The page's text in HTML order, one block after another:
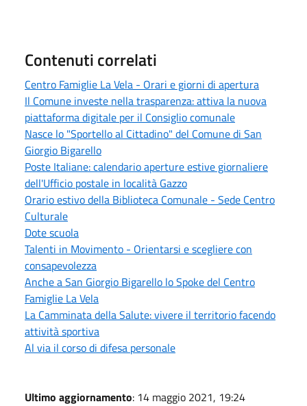
Contenuti correlati
Centro Famiglie La Vela - Orari e giorni di apertura
Il Comune investe nella trasparenza: attiva la nuova
piattaforma digitale per il Consiglio comunale
Nasce lo "Sportello al Cittadino" del Comune di San
Giorgio Bigarello
Poste Italiane: calendario aperture estive giornaliere
dell'Ufficio postale in località Gazzo
Orario estivo della Biblioteca Comunale - Sede Centro
Culturale
Dote scuola
Talenti in Movimento - Orientarsi e scegliere con
consapevolezza
Anche a San Giorgio Bigarello lo Spoke del Centro
Famiglie La Vela
La Camminata della Salute: vivere il territorio facendo
attività sportiva
Al via il corso di difesa personale
Ultimo aggiornamento: 14 maggio 2021, 19:24